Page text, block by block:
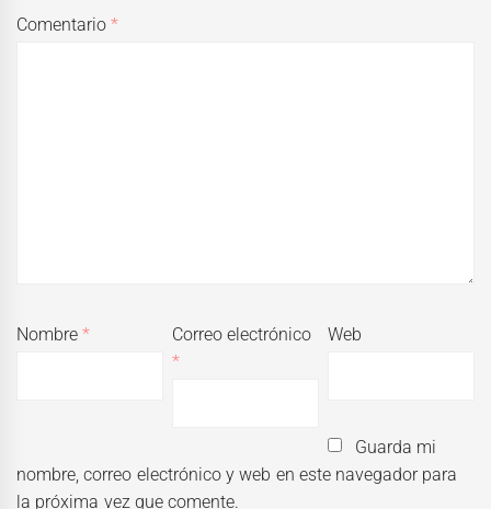
Comentario*
Nombre*
Correo electrónico
*
Web
Guarda mi
nombre, correo electrónico y web en este navegador para
la próxima vez que comente.